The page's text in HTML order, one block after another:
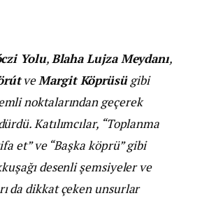
Yolu,Blaha Lujza Meydanı,
veMargit Köprüsügibi
noktalarından geçerek
Katılımcılar, “Toplanma
et” ve “Başka köprü” gibi
desenli şemsiyeler ve
da dikkat çeken unsurlar